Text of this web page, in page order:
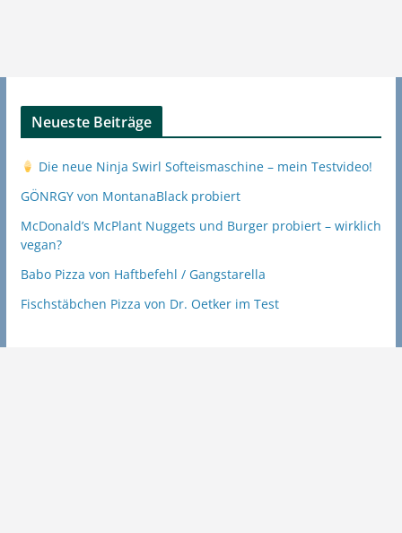
Neueste Beiträge
Die neue Ninja Swirl Softeismaschine – mein Testvideo!
GÖNRGY von MontanaBlack probiert
McDonald’s McPlant Nuggets und Burger probiert – wirklich
vegan?
Babo Pizza von Haftbefehl / Gangstarella
Fischstäbchen Pizza von Dr. Oetker im Test